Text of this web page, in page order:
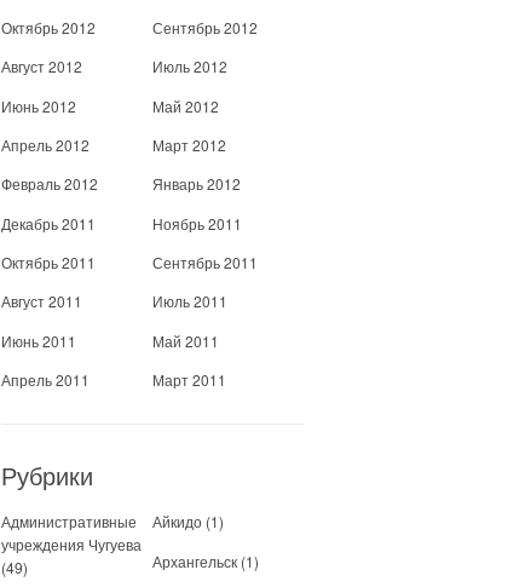
Октябрь 2012
Сентябрь 2012
Август 2012
Июль 2012
Июнь 2012
Май 2012
Апрель 2012
Март 2012
Февраль 2012
Январь 2012
Декабрь 2011
Ноябрь 2011
Октябрь 2011
Сентябрь 2011
Август 2011
Июль 2011
Июнь 2011
Май 2011
Апрель 2011
Март 2011
Рубрики
Административные
учреждения Чугуева
(49)
Айкидо (1)
Архангельск (1)